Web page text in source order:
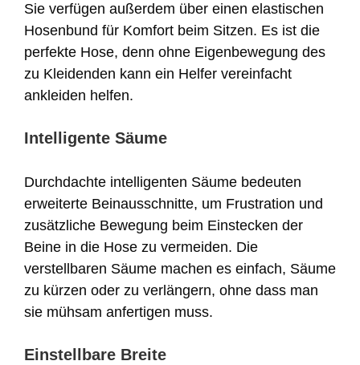
Sie verfügen außerdem über einen elastischen
Hosenbund für Komfort beim Sitzen. Es ist die
perfekte Hose, denn ohne Eigenbewegung des
zu Kleidenden kann ein Helfer vereinfacht
ankleiden helfen.
Intelligente Säume
Durchdachte intelligenten Säume bedeuten
erweiterte Beinausschnitte, um Frustration und
zusätzliche Bewegung beim Einstecken der
Beine in die Hose zu vermeiden. Die
verstellbaren Säume machen es einfach, Säume
zu kürzen oder zu verlängern, ohne dass man
sie mühsam anfertigen muss.
Einstellbare Breite